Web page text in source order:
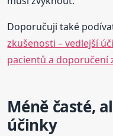
Doporučuji také
zkušenosti – vedlejší
pacientů a doporučení
Méně časté,
účinky